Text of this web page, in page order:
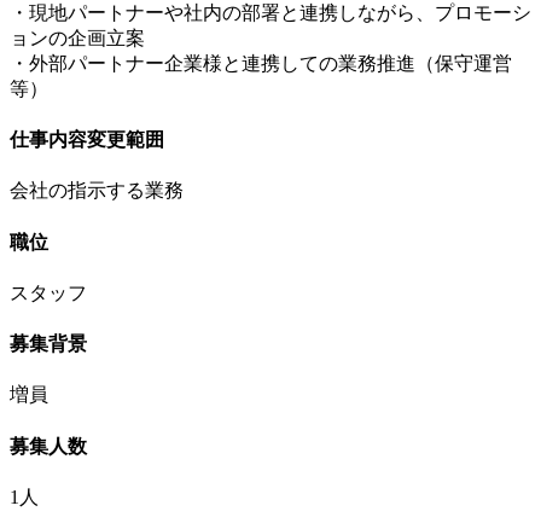
・現地パートナーや社内の部署と連携しながら、プロモーシ
ョンの企画立案
・外部パートナー企業様と連携しての業務推進（保守運営
等）
仕事内容変更範囲
会社の指示する業務
職位
スタッフ
募集背景
増員
募集人数
1人